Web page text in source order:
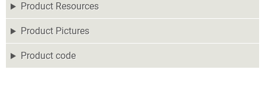
Product Resources
Product Pictures
Product code